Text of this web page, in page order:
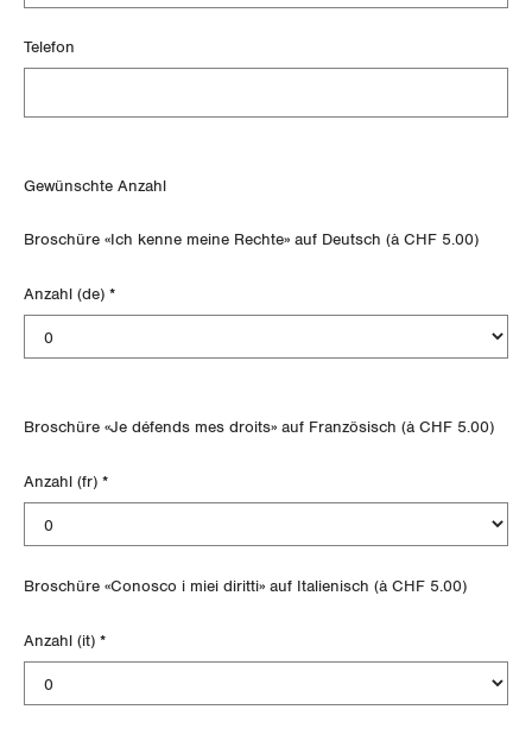
Uri
Zug
Zürich
Telefon
Gewünschte Anzahl
Broschüre «Ich kenne meine Rechte» auf Deutsch (à CHF 5.00)
Anzahl (de) *
Broschüre «Je défends mes droits» auf Französisch (à CHF 5.00)
Anzahl (fr) *
Broschüre «Conosco i miei diritti» auf Italienisch (à CHF 5.00)
Anzahl (it) *